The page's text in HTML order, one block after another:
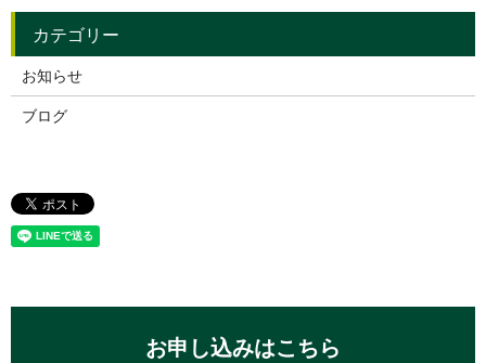
お知らせ
ブログ
お申し込みはこちら